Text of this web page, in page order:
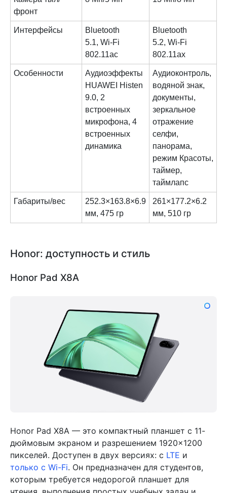
фронт
Интерфейсы
Bluetooth
5.1, Wi-Fi
802.11ac
Bluetooth
5.2, Wi-Fi
802.11ax
Особенности
Аудиоэффекты
HUAWEI Histen
9.0, 2
встроенных
микрофона, 4
встроенных
динамика
Аудиоконтроль,
водяной знак,
документы,
зеркальное
отражение
селфи,
панорама,
режим Красоты,
таймер,
таймлапс
Габариты/вес
252.3×163.8×6.9
мм, 475 гр
261×177.2×6.2
мм, 510 гр
Honor: доступность и стиль
Honor Pad X8A
Honor Pad X8A — это компактный планшет с 11-
дюймовым экраном и разрешением 1920×1200
пикселей. Доступен в двух версиях: с LTE и
только с Wi-Fi. Он предназначен для студентов,
которым требуется недорогой планшет для